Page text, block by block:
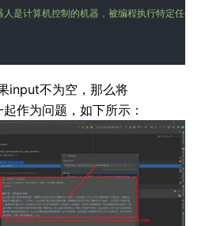
人是计算机控制的机器，被编程执行特定任务
不为空，那么将
作为问题，如下所示：